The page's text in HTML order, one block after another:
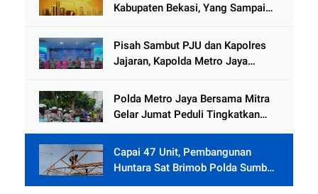
Kabupaten Bekasi, Yang Sampai
Pisah Sambut PJU dan Kapolres
Jajaran, Kapolda Metro Jaya
Diperkuat
Polda Metro Jaya Bersama Mitra
Gelar Jumat Peduli Tingkatkan
Capai 47 Unit, Pembangunan
Huntara Sat Brimob Polda Sumbar
Terus Berjalan di Pauh